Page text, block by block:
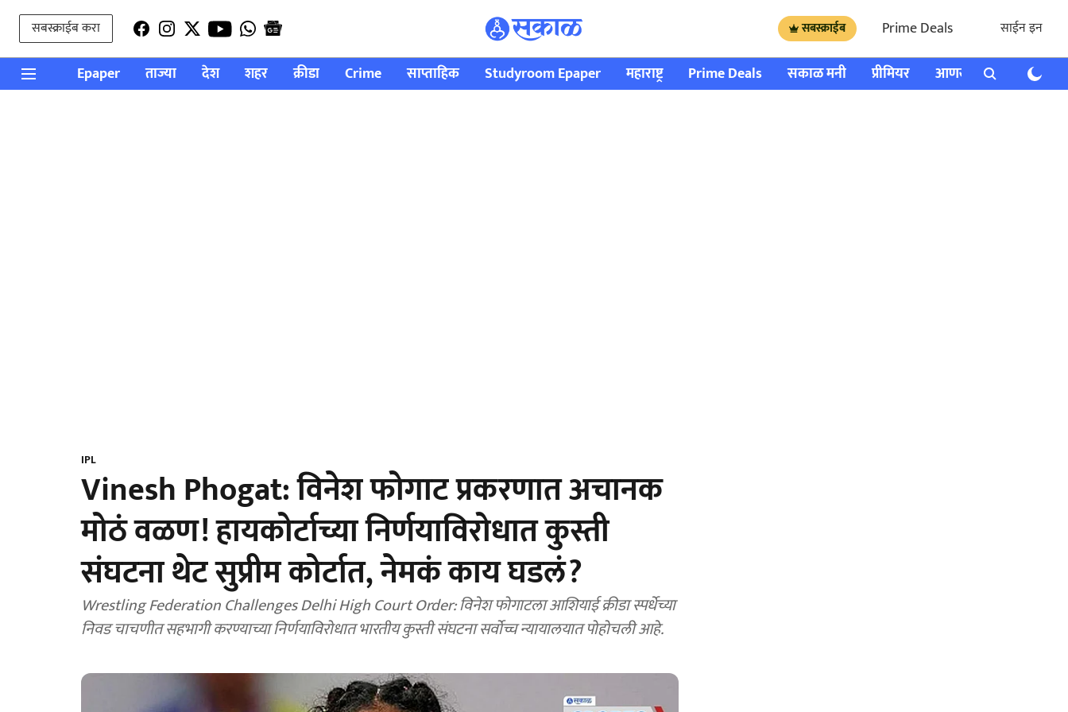
सबस्क्राईब करा सबस्क्राईब Prime Deals साईन इन
Epaper ताज्या देश शहर क्रीडा Crime साप्ताहिक Studyroom Epaper महाराष्ट्र Prime Deals सकाळ मनी प्रीमियर आणखी राशी भविष्य
IPL
Vinesh Phogat: विनेश फोगाट प्रकरणात अचानक
मोठं वळण! हायकोर्टाच्या निर्णयाविरोधात कुस्ती
संघटना थेट सुप्रीम कोर्टात, नेमकं काय घडलं?
Wrestling Federation Challenges Delhi High Court Order: विनेश फोगाटला आशियाई क्रीडा स्पर्धेच्या
निवड चाचणीत सहभागी करण्याच्या निर्णयाविरोधात भारतीय कुस्ती संघटना सर्वोच्च न्यायालयात पोहोचली आहे.